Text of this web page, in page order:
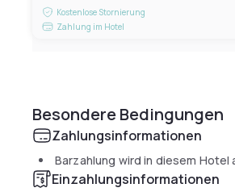
Kostenlose Stornierung
Zahlung im Hotel
Besondere Bedingungen
Zahlungsinformationen
Barzahlung wird in diesem
Einzahlungsinformationen